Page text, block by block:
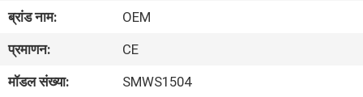
बारे
ब्रांड नाम:
OEM
प्रमाणन:
CE
मॉडल संख्या:
SMWS1504